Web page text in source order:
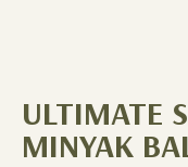
ULTIMATE
MINYAK